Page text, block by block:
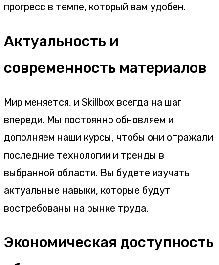
прогресс в темпе, который вам удобен.
Актуальность и
современность материалов
Мир меняется, и Skillbox всегда на шаг
впереди. Мы постоянно обновляем и
дополняем наши курсы, чтобы они отражали
последние технологии и тренды в
выбранной области. Вы будете изучать
актуальные навыки, которые будут
востребованы на рынке труда.
Экономическая доступность